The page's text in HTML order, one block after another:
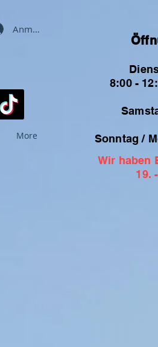
Anmelden
More
8:00 -
Sonntag /
Wir haben
19.